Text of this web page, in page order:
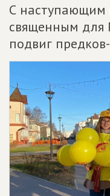
С наступающим
священным для
подвиг